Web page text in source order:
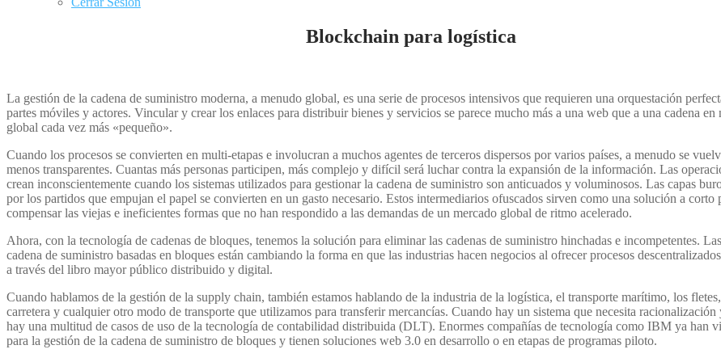
Blockchain para logística
La gestión de la cadena de suministro moderna, a menudo global, es una serie de procesos intensivos que requieren una orquestación
partes móviles y actores. Vincular y crear los enlaces para distribuir bienes y servicios se parece mucho más a una web que a una cadena en
global cada vez más «pequeño».
Cuando los procesos se convierten en multi-etapas e involucran a muchos agentes de terceros dispersos por varios países, a menudo se
menos transparentes. Cuantas más personas participen, más complejo y difícil será luchar contra la expansión de la información. Las
crean inconscientemente cuando los sistemas utilizados para gestionar la cadena de suministro son anticuados y voluminosos. Las capas
por los partidos que empujan el papel se convierten en un gasto necesario. Estos intermediarios ofuscados sirven como una solución a corto
compensar las viejas e ineficientes formas que no han respondido a las demandas de un mercado global de ritmo acelerado.
Ahora, con la tecnología de cadenas de bloques, tenemos la solución para eliminar las cadenas de suministro hinchadas e incompetentes.
cadena de suministro basadas en bloques están cambiando la forma en que las industrias hacen negocios al ofrecer procesos
a través del libro mayor público distribuido y digital.
Cuando hablamos de la gestión de la supply chain, también estamos hablando de la industria de la logística, el transporte marítimo, los
carretera y cualquier otro modo de transporte que utilizamos para transferir mercancías. Cuando hay un sistema que necesita racionalización
hay una multitud de casos de uso de la tecnología de contabilidad distribuida (DLT). Enormes compañías de tecnología como IBM ya han
para la gestión de la cadena de suministro de bloques y tienen soluciones web 3.0 en desarrollo o en etapas de programas piloto.